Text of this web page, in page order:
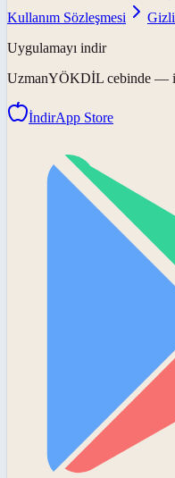
Kullanım Sözleşmesi
Uygulamayı indir
UzmanYÖKDİL cebinde —
İndirApp Store